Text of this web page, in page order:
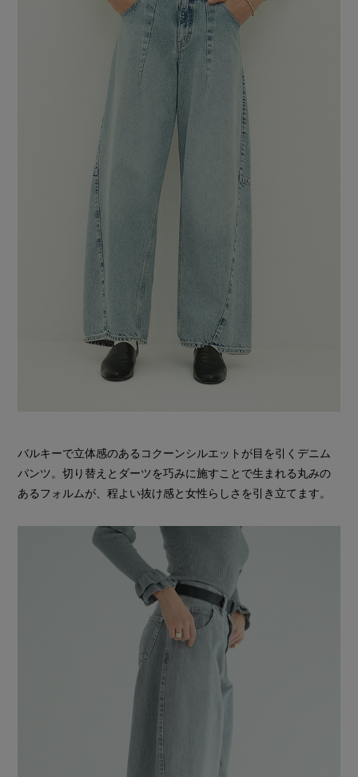
バルキーで立体感のあるコクーンシルエットが目を引くデニム
パンツ。切り替えとダーツを巧みに施すことで生まれる丸みの
あるフォルムが、程よい抜け感と女性らしさを引き立てます。